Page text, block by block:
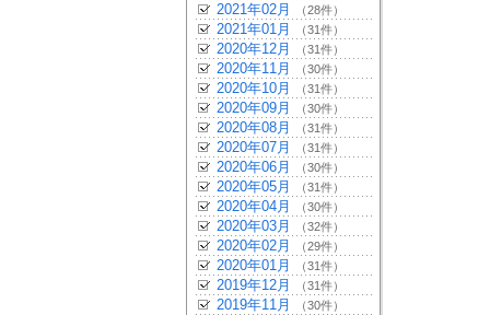
2021年02月 （28件）
2021年01月 （31件）
2020年12月 （31件）
2020年11月 （30件）
2020年10月 （31件）
2020年09月 （30件）
2020年08月 （31件）
2020年07月 （31件）
2020年06月 （30件）
2020年05月 （31件）
2020年04月 （30件）
2020年03月 （32件）
2020年02月 （29件）
2020年01月 （31件）
2019年12月 （31件）
2019年11月 （30件）